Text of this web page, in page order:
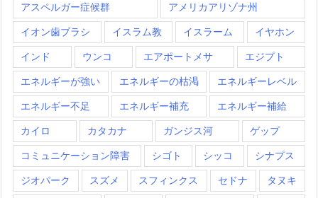
アスペルガー症候群 アメリカアリゾナ州
イオン歯ブラシ イスラム教 イスラーム イヤホン
インド ウンコ エアポートメサ エジプト
エネルギーが強い エネルギーの枯渇 エネルギーレベル
エネルギー不足 エネルギー補充 エネルギー補給
カイロ カタカナ ガンジス河 ゲップ
コミュニケーション障害 シゴト シッコ シナプス
ジオパーク スズメ スフィンクス セドナ タヌキ